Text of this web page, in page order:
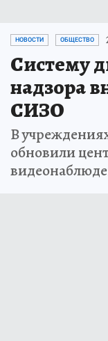
НОВОСТИ ОБЩЕСТВО
Систему
надзора
СИЗО
В
обновили